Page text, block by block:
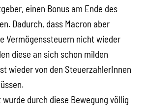
einen Bonus am Ende des
Dadurch, dass Macron aber
Vermögenssteuern nicht wieder
diese an sich schon milden
wieder von den SteuerzahlerInnen
durch diese Bewegung völlig